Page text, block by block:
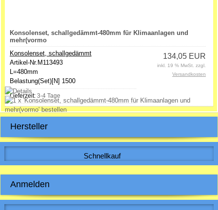
Konsolenset, schallgedämmt-480mm für Klimaanlagen und
mehr(vormo
Konsolenset, schallgedämmt
Artikel-Nr.M113493
L=480mm
Belastung(Set)[N] 1500
Lieferzeit: 3-4 Tage
134,05 EUR
inkl. 19 % MwSt. zzgl.
Versandkosten
Hersteller
Schnellkauf
Anmelden
E-Mail-Adresse: